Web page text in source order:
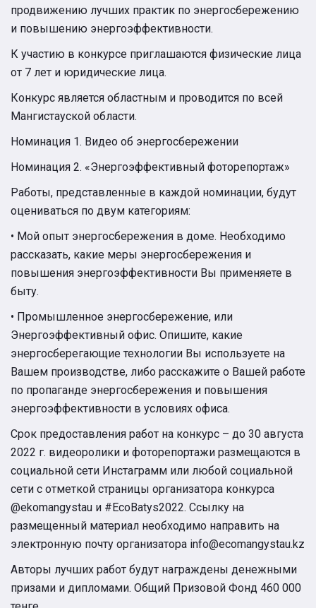
продвижению лучших практик по энергосбережению
и повышению энергоэффективности.
К участию в конкурсе приглашаются физические лица
от 7 лет и юридические лица.
Конкурс является областным и проводится по всей
Мангистауской области.
Номинация 1. Видео об энергосбережении
Номинация 2. «Энергоэффективный фоторепортаж»
Работы, представленные в каждой номинации, будут
оцениваться по двум категориям:
• Мой опыт энергосбережения в доме. Необходимо
рассказать, какие меры энергосбережения и
повышения энергоэффективности Вы применяете в
быту.
• Промышленное энергосбережение, или
Энергоэффективный офис. Опишите, какие
энергосберегающие технологии Вы используете на
Вашем производстве, либо расскажите о Вашей работе
по пропаганде энергосбережения и повышения
энергоэффективности в условиях офиса.
Срок предоставления работ на конкурс – до 30 августа
2022 г. видеоролики и фоторепортажи размещаются в
социальной сети Инстаграмм или любой социальной
сети с отметкой страницы организатора конкурса
@ekomangystau и #EcoBatys2022. Ссылку на
размещенный материал необходимо направить на
электронную почту организатора info@ecomangystau.kz
Авторы лучших работ будут награждены денежными
призами и дипломами. Общий Призовой Фонд 460 000